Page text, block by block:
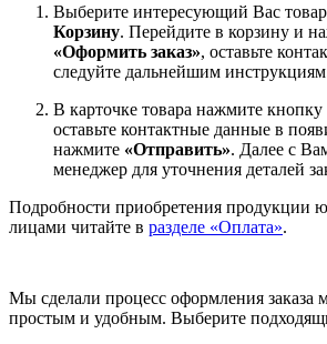
Выберите интересующий Вас
Корзину. Перейдите в корзину и
«Оформить заказ», оставьте
следуйте дальнейшим
В карточке товара нажмите кнопку
оставьте контактные данные в
нажмите «Отправить». Далее с
менеджер для уточнения деталей
Подробности приобретения продукции
лицами читайте в разделе «Оплата».
Мы сделали процесс оформления заказа
простым и удобным. Выберите